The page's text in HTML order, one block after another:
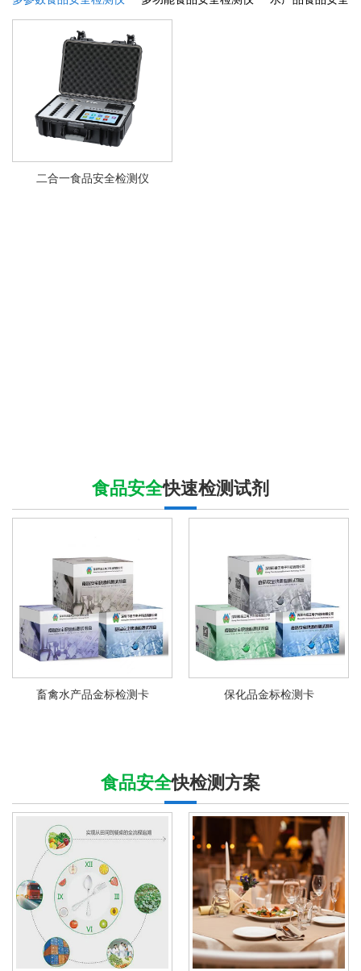
二合一食品安全检测仪
食品安全快速检测试剂
畜禽水产品金标检测卡 保化品金标检测卡
食品安全快检测方案